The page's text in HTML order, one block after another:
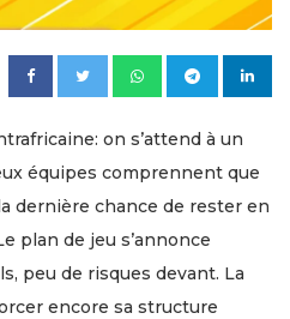
on s’attend à un
équipes comprennent que
dernière chance de rester en
plan de jeu s’annonce
peu de risques devant. La
encore sa structure